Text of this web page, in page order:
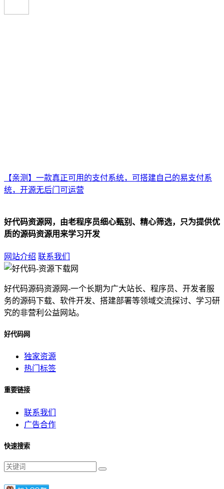
【亲测】一款真正可用的支付系统，可搭建自己的易支付系
统，开源无后门可运营
好代码资源网，由老程序员细心甄别、精心筛选，只为提供优
质的源码资源用来学习开发
网站介绍 联系我们
好代码源码资源网-一个长期为广大站长、程序员、开发者服
务的源码下载、软件开发、搭建部署等领域交流探讨、学习研
究的非营利公益网站。
好代码网
独家资源
热门标签
重要链接
联系我们
广告合作
快速搜索